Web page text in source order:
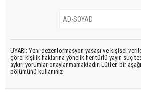
UYARI: Yeni dezenformasyon yasası ve kişisel
göre; kişilik haklarına yönelik her türlü yayın suç
aykırı yorumlar onaylanmamaktadır. Lütfen bir
bölümünü kullanınız